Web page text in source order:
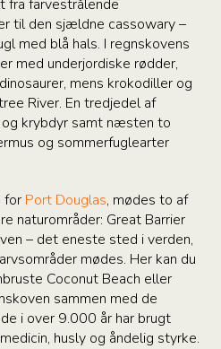
fra farvestrålende
til den sjældne cassowary –
med blå hals. I regnskovens
med underjordiske rødder,
mens krokodiller og
River. En tredjedel af
krybdyr samt næsten to
og sommerfuglearter
for Port Douglas, mødes to af
naturområder: Great Barrier
– det eneste sted i verden,
mødes. Her kan du
Coconut Beach eller
sammen med de
i over 9.000 år har brugt
husly og åndelig styrke.